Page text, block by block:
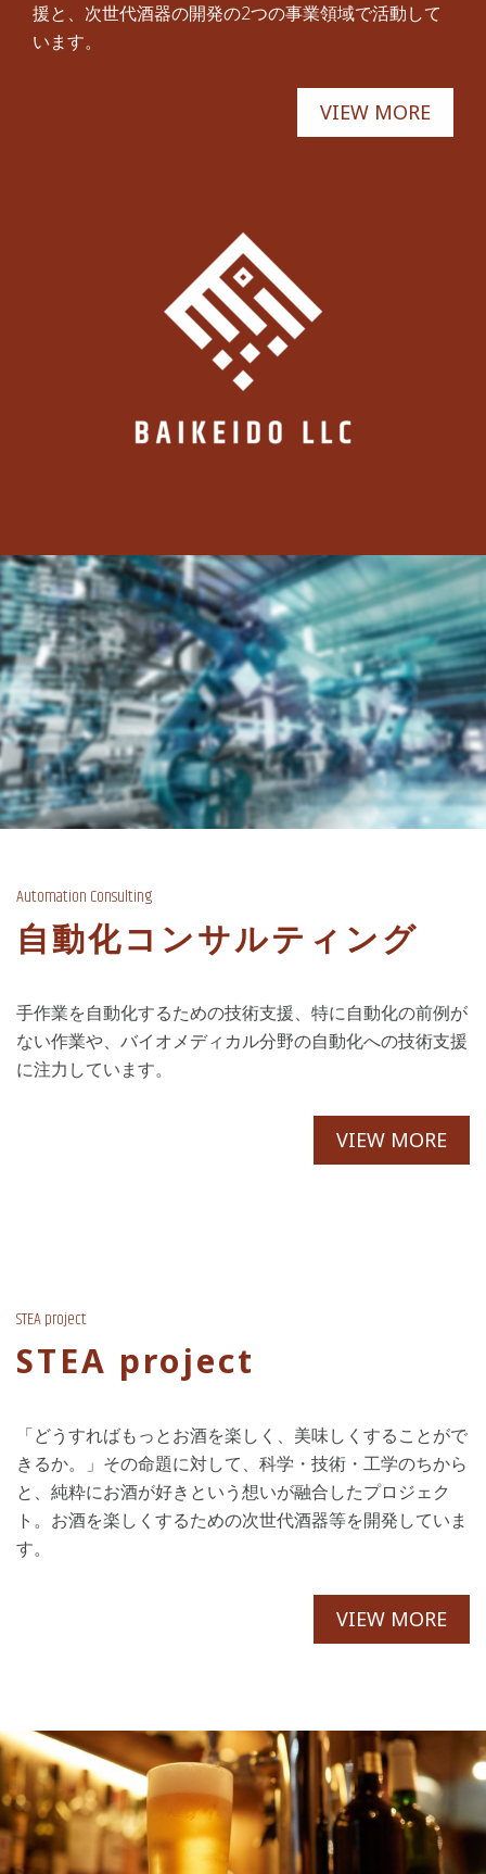
援と、次世代酒器の開発の2つの事業領域で活動して
います。
VIEW MORE
Automation Consulting
自動化コンサルティング
手作業を自動化するための技術支援、特に自動化の前例が
ない作業や、バイオメディカル分野の自動化への技術支援
に注力しています。
VIEW MORE
STEA project
STEA project
「どうすればもっとお酒を楽しく、美味しくすることがで
きるか。」その命題に対して、科学・技術・工学のちから
と、純粋にお酒が好きという想いが融合したプロジェク
ト。お酒を楽しくするための次世代酒器等を開発していま
す。
VIEW MORE